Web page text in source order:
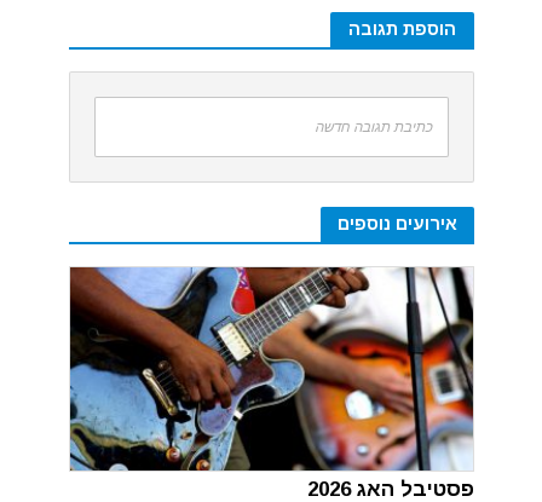
הוספת תגובה
כתיבת תגובה חדשה
אירועים נוספים
פסטיבל האג 2026